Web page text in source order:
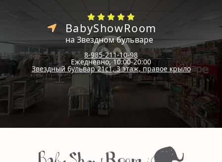
BabyShowRoom
на Звездном бульваре
8-985-211-10-98
Ежедневно, 10:00-20:00
Звездный бульвар 21с1, 3 этаж, правое крыло